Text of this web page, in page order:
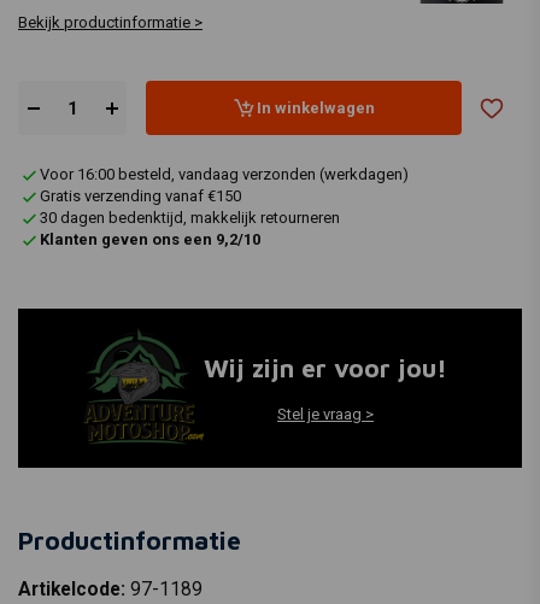
Bekijk productinformatie >
In winkelwagen
Voor 16:00 besteld, vandaag verzonden (werkdagen)
Gratis verzending vanaf €150
30 dagen bedenktijd, makkelijk retourneren
Klanten geven ons een 9,2/10
Wij zijn er voor jou!
Stel je vraag >
Productinformatie
Artikelcode: 97-1189